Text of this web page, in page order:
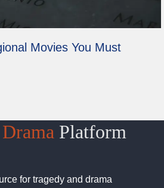
Movies You Must
Drama Platform
for tragedy and drama